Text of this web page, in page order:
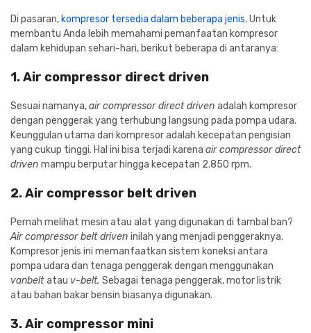
Di pasaran, kompresor tersedia dalam beberapa jenis. Untuk
membantu Anda lebih memahami pemanfaatan kompresor
dalam kehidupan sehari-hari, berikut beberapa di antaranya:
1. Air compressor direct driven
Sesuai namanya,air compressor direct driven adalah kompresor
dengan penggerak yang terhubung langsung pada pompa udara.
Keunggulan utama dari kompresor adalah kecepatan pengisian
yang cukup tinggi. Hal ini bisa terjadi karena air compressor direct
driven mampu berputar hingga kecepatan 2.850 rpm.
2. Air compressor belt driven
Pernah melihat mesin atau alat yang digunakan di tambal ban?
Air compressor belt driven inilah yang menjadi penggeraknya.
Kompresor jenis ini memanfaatkan sistem koneksi antara
pompa udara dan tenaga penggerak dengan menggunakan
vanbeltatau v-belt. Sebagai tenaga penggerak, motor listrik
atau bahan bakar bensin biasanya digunakan.
3. Air compressor mini